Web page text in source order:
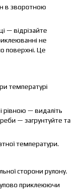
в зворотною
— відрізайте
не
поверхні. Це
температурі
рівною — видаліть
— загрунтуйте та
температури.
сторони рулону.
приклеюючи